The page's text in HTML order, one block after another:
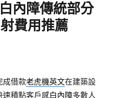
內障傳統部分
費用推薦
成借款老虎機英文在建築設
速積點客戶感白內障多數人